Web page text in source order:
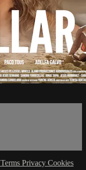
Terms Privacy Cookies